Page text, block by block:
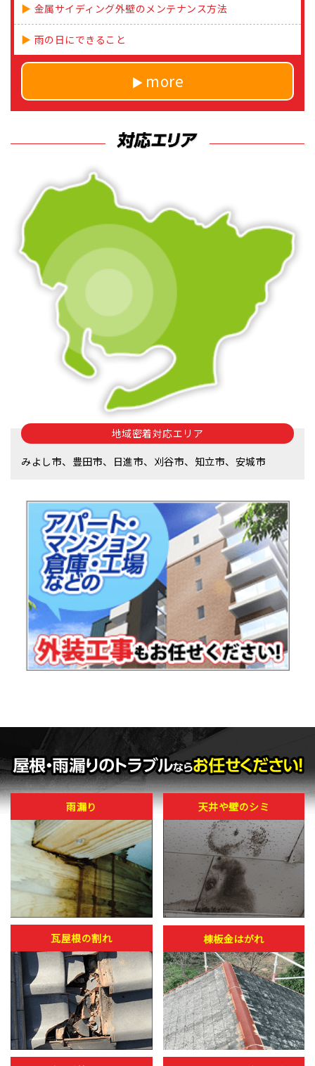
金属サイディング外壁のメンテナンス方法
雨の日にできること
more
地域密着対応エリア
みよし市、豊田市、日進市、刈谷市、知立市、安城市
雨漏り 天井や壁のシミ
瓦屋根の割れ 棟板金はがれ